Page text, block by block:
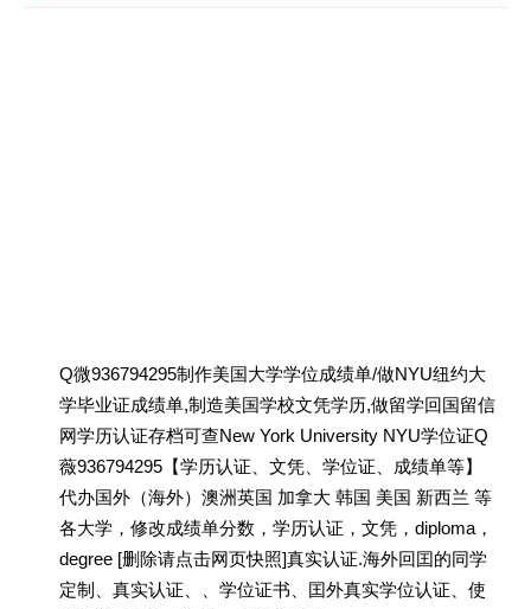
Q微936794295制作美国大学学位成绩单/做NYU纽约大
学毕业证成绩单,制造美国学校文凭学历,做留学回国留信
网学历认证存档可查New York University NYU学位证Q
薇936794295【学历认证、文凭、学位证、成绩单等】
代办国外（海外）澳洲英国 加拿大 韩国 美国 新西兰 等
各大学，修改成绩单分数，学历认证，文凭，diploma，
degree [删除请点击网页快照]真实认证.海外回囯的同学
定制、真实认证、、学位证书、囯外真实学位认证、使